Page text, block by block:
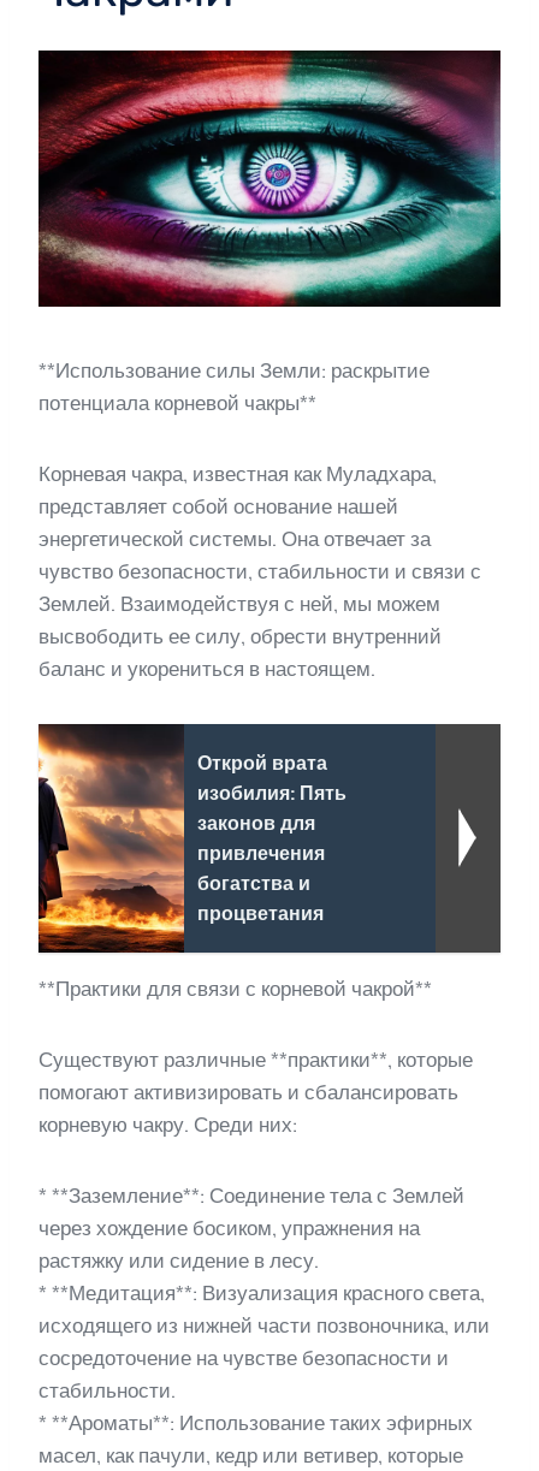
**Использование силы Земли: раскрытие
потенциала корневой чакры**
Корневая чакра, известная как Муладхара,
представляет собой основание нашей
энергетической системы. Она отвечает за
чувство безопасности, стабильности и связи с
Землей. Взаимодействуя с ней, мы можем
высвободить ее силу, обрести внутренний
баланс и укорениться в настоящем.
Открой врата
изобилия: Пять
законов для
привлечения
богатства и
процветания
**Практики для связи с корневой чакрой**
Существуют различные **практики**, которые
помогают активизировать и сбалансировать
корневую чакру. Среди них:
* **Заземление**: Соединение тела с Землей
через хождение босиком, упражнения на
растяжку или сидение в лесу.
* **Медитация**: Визуализация красного света,
исходящего из нижней части позвоночника, или
сосредоточение на чувстве безопасности и
стабильности.
* **Ароматы**: Использование таких эфирных
масел, как пачули, кедр или ветивер, которые